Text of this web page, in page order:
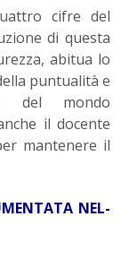
cifre del
di questa
abitua lo
puntualità e
del mondo
il docente
mantenere il
NEL­